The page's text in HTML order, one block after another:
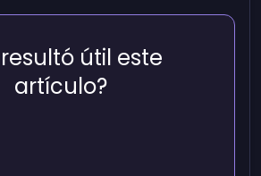
útil este
artículo?